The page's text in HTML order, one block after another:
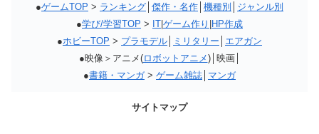
●ゲームTOP > ランキング 傑作・名作 機種別
ジャンル別
●学び/学習TOP > IT ゲーム作り HP作成
●ホビーTOP > プラモデル ミリタリー
エアガン
●映像＞アニメ(ロボットアニメ)│映画│
●書籍・マンガ> ゲーム雑誌 マンガ
サイトマップ